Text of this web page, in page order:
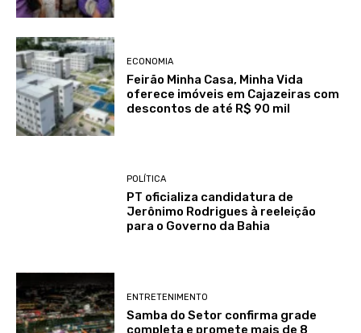
ECONOMIA
Feirão Minha Casa, Minha Vida
oferece imóveis em Cajazeiras com
descontos de até R$ 90 mil
POLÍTICA
PT oficializa candidatura de
Jerônimo Rodrigues à reeleição
para o Governo da Bahia
ENTRETENIMENTO
Samba do Setor confirma grade
completa e promete mais de 8